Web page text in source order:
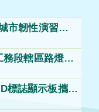
市韌性演習」
段轄區路燈巡
招標。
標誌顯示板攜帶
告。